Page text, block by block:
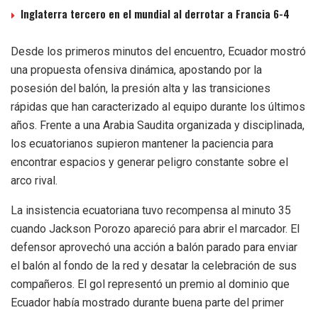
Inglaterra tercero en el mundial al derrotar a Francia 6-4
Desde los primeros minutos del encuentro, Ecuador mostró
una propuesta ofensiva dinámica, apostando por la
posesión del balón, la presión alta y las transiciones
rápidas que han caracterizado al equipo durante los últimos
años. Frente a una Arabia Saudita organizada y disciplinada,
los ecuatorianos supieron mantener la paciencia para
encontrar espacios y generar peligro constante sobre el
arco rival.
La insistencia ecuatoriana tuvo recompensa al minuto 35
cuando Jackson Porozo apareció para abrir el marcador. El
defensor aprovechó una acción a balón parado para enviar
el balón al fondo de la red y desatar la celebración de sus
compañeros. El gol representó un premio al dominio que
Ecuador había mostrado durante buena parte del primer